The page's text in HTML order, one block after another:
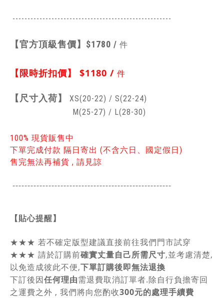
-----------------------------------------------------
【官方頂級售價】 $1780 / 件
【限時折扣價】 $1180 / 件
【 尺寸入荷】 XS(20-22) / S(22-24)
M(25-27) / L(28-30)
100% 現貨販售中
下單完成付款 隔日寄出 (不含六日、國定假日)
售完無法再補貨 , 請見諒
-----------------------------------------------------
【貼心提醒】
★★★ 若不確定版型建議直接前往我們門市試穿
★★★ 請於訂購前確實丈量自己所需尺寸,並考慮清楚,
以免造成彼此不便,下單訂購後即無法退換
下訂後因任何理由需退費取消訂單者.除自行負擔寄回
之運費之外 , 我們將向您酌收300元的處理手續費